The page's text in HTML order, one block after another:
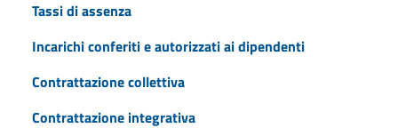
Tassi di assenza
Incarichi conferiti e autorizzati ai dipendenti
Contrattazione collettiva
Contrattazione integrativa